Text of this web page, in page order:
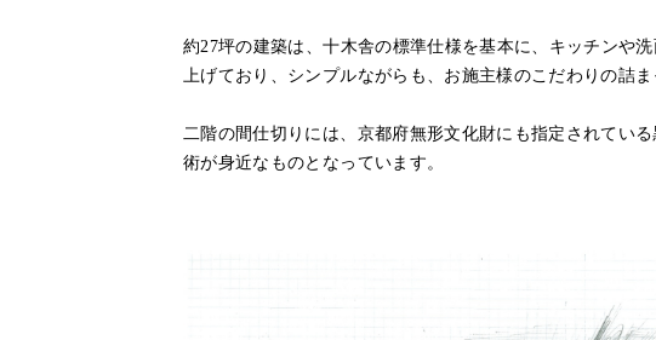
約27坪の建築は、十木舎の標準仕様を基本に、キッチンや
上げており、シンプルながらも、お施主様のこだわりの詰ま
二階の間仕切りには、京都府無形文化財にも指定されてい
術が身近なものとなっています。